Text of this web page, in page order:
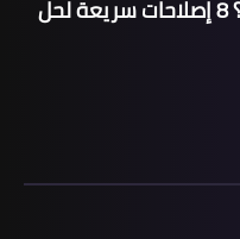
شاشة Oppo Pad Neo متوقفة؟ 8 إصلاحات سريعة لحل